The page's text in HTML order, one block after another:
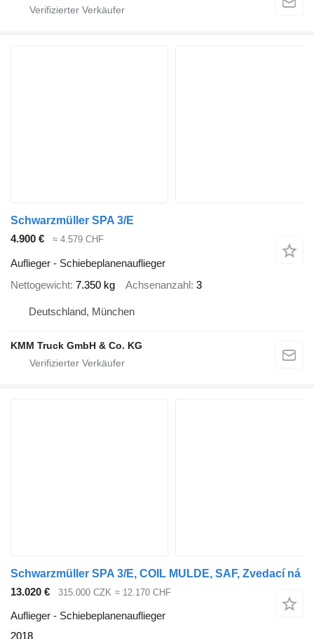
Schwarzmüller SPA 3/E
4.900 €
≈ 4.579 CHF
Auflieger - Schiebeplanenauflieger
Nettogewicht 7.350 kg Achsenanzahl 3
Deutschland, München
KMM Truck GmbH & Co. KG
Schwarzmüller SPA 3/E, COIL MULDE, SAF, Zvedací ná
13.020 €
315.000 CZK ≈ 12.170 CHF
Auflieger - Schiebeplanenauflieger
2018